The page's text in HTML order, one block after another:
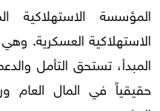
المؤسسة الاستهلاكية
الاستهلاكية العسكرية.
المبدأ، تستحق التأمل
حقيقياً في المال العام